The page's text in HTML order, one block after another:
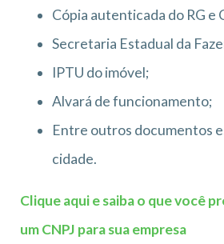
Cópia autenticada do RG e
Secretaria Estadual da
IPTU do imóvel;
Alvará de funcionamento;
Entre outros documentos
cidade.
Clique aqui e saiba o que você
um CNPJ para sua empresa